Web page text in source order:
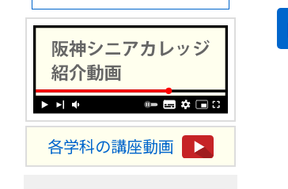
各学科の講座動画